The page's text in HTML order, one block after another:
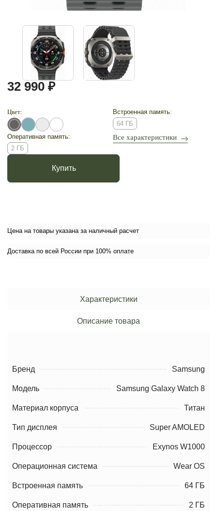
32 990 ₽
Цвет:
Встроенная память:
64 ГБ
Оперативная память:
2 ГБ
Все характеристики
Купить
Цена на товары указана за наличный расчет
Доставка по всей России при 100% оплате
Характеристики
Описание товара
Бренд Samsung
Модель Samsung Galaxy Watch 8
Материал корпуса Титан
Тип дисплея Super AMOLED
Процессор Exynos W1000
Операционная система Wear OS
Встроенная память 64 ГБ
Оперативная память 2 ГБ